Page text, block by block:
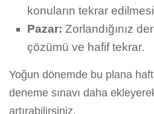
konuların tekrar
Pazar: Zorlandığınız
çözümü ve hafif tekrar.
Yoğun dönemde bu plana
deneme sınavı daha
artırabilirsiniz.